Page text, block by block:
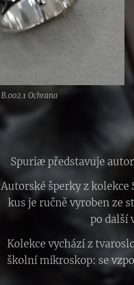
B.002.1 Ochrana
Spuriæ představuje
Autorské šperky z kolekce
kus je ručně vyroben ze
po další
Kolekce vychází z
školní mikroskop: se